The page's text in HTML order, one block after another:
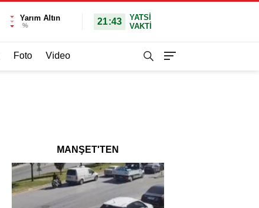
Yarım Altın
% 21:43
YATSI
VAKTİ
Foto Video
MANŞET'TEN